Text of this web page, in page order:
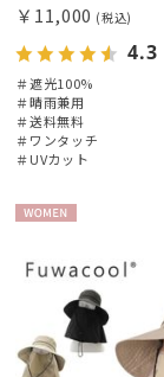
￥11,000 (税込)
4.3
＃遮光100%
＃晴雨兼用
＃送料無料
＃ワンタッチ
＃UVカット
N